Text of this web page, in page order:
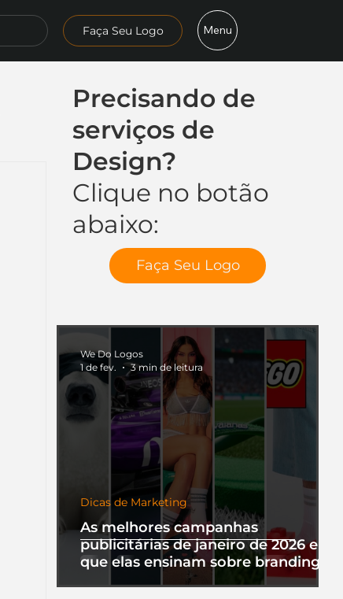
Faça Seu Logo Menu
Precisando de
serviços de
Design?
Clique no botão
abaixo:
Faça Seu Logo
As melhores campanhas
publicitárias de janeiro de 2026 e o
que elas ensinam sobre branding
Dicas de Marketing
We Do Logos
1 de fev.
3 min de leitura